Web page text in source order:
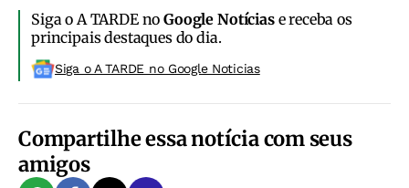
Siga o A TARDE noGoogle Notíciase receba os
principais destaques do dia.
Siga o A TARDE no Google Noticias
Compartilhe essa notícia com seus
amigos